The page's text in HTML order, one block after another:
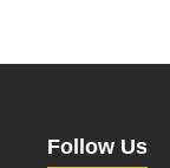
Follow Us